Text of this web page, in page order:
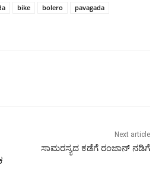
bike bolero
pavagada
Next article
ಸಾಮರಸ್ಯದ ಕಡೆಗೆ ರಂಜಾನ್ ನಡಿಗೆ